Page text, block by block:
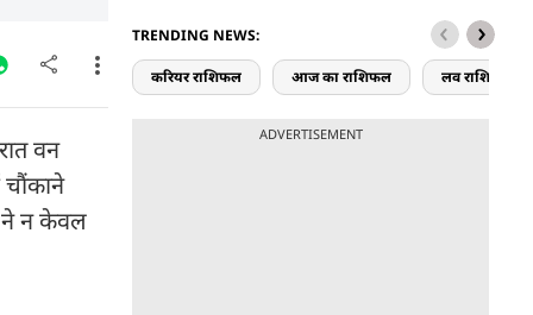
वन
ने न केवल
TRENDING NEWS:
करियर राशिफल आज का राशिफल लव राशिफल
ADVERTISEMENT